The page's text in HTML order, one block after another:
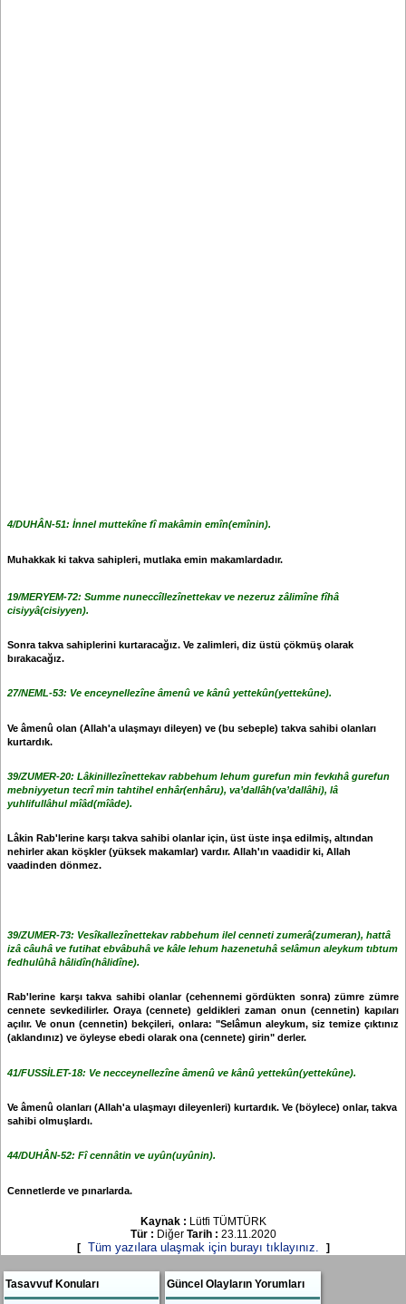
4/DUHÂN-51: İnnel muttekîne fî makâmin emîn(emînin).
Muhakkak ki takva sahipleri, mutlaka emin makamlardadır.
19/MERYEM-72: Summe nuneccîllezînettekav ve nezeruz zâlimîne fîhâ
cisiyyâ(cisiyyen).
Sonra takva sahiplerini kurtaracağız. Ve zalimleri, diz üstü çökmüş olarak
bırakacağız.
27/NEML-53: Ve enceynellezîne âmenû ve kânû yettekûn(yettekûne).
Ve âmenû olan (Allah'a ulaşmayı dileyen) ve (bu sebeple) takva sahibi olanları
kurtardık.
39/ZUMER-20: Lâkinillezînettekav rabbehum lehum gurefun min fevkıhâ gurefun
mebniyyetun tecrî min tahtihel enhâr(enhâru), va’dallâh(va’dallâhi), lâ
yuhlifullâhul mîâd(mîâde).
Lâkin Rab'lerine karşı takva sahibi olanlar için, üst üste inşa edilmiş, altından
nehirler akan köşkler (yüksek makamlar) vardır. Allah'ın vaadidir ki, Allah
vaadinden dönmez.
39/ZUMER-73: Vesîkallezînettekav rabbehum ilel cenneti zumerâ(zumeran), hattâ
izâ câuhâ ve futihat ebvâbuhâ ve kâle lehum hazenetuhâ selâmun aleykum tıbtum
fedhulûhâ hâlidîn(hâlidîne).
Rab'lerine karşı takva sahibi olanlar (cehennemi gördükten sonra) zümre zümre
cennete sevkedilirler. Oraya (cennete) geldikleri zaman onun (cennetin) kapıları
açılır. Ve onun (cennetin) bekçileri, onlara: "Selâmun aleykum, siz temize çıktınız
(aklandınız) ve öyleyse ebedi olarak ona (cennete) girin" derler.
41/FUSSİLET-18: Ve necceynellezîne âmenû ve kânû yettekûn(yettekûne).
Ve âmenû olanları (Allah'a ulaşmayı dileyenleri) kurtardık. Ve (böylece) onlar, takva
sahibi olmuşlardı.
44/DUHÂN-52: Fî cennâtin ve uyûn(uyûnin).
Cennetlerde ve pınarlarda.
Kaynak : Lütfi TÜMTÜRK
Tür : Diğer Tarih : 23.11.2020
[ Tüm yazılara ulaşmak için burayı tıklayınız. ]
Tasavvuf Konuları Güncel Olayların Yorumları